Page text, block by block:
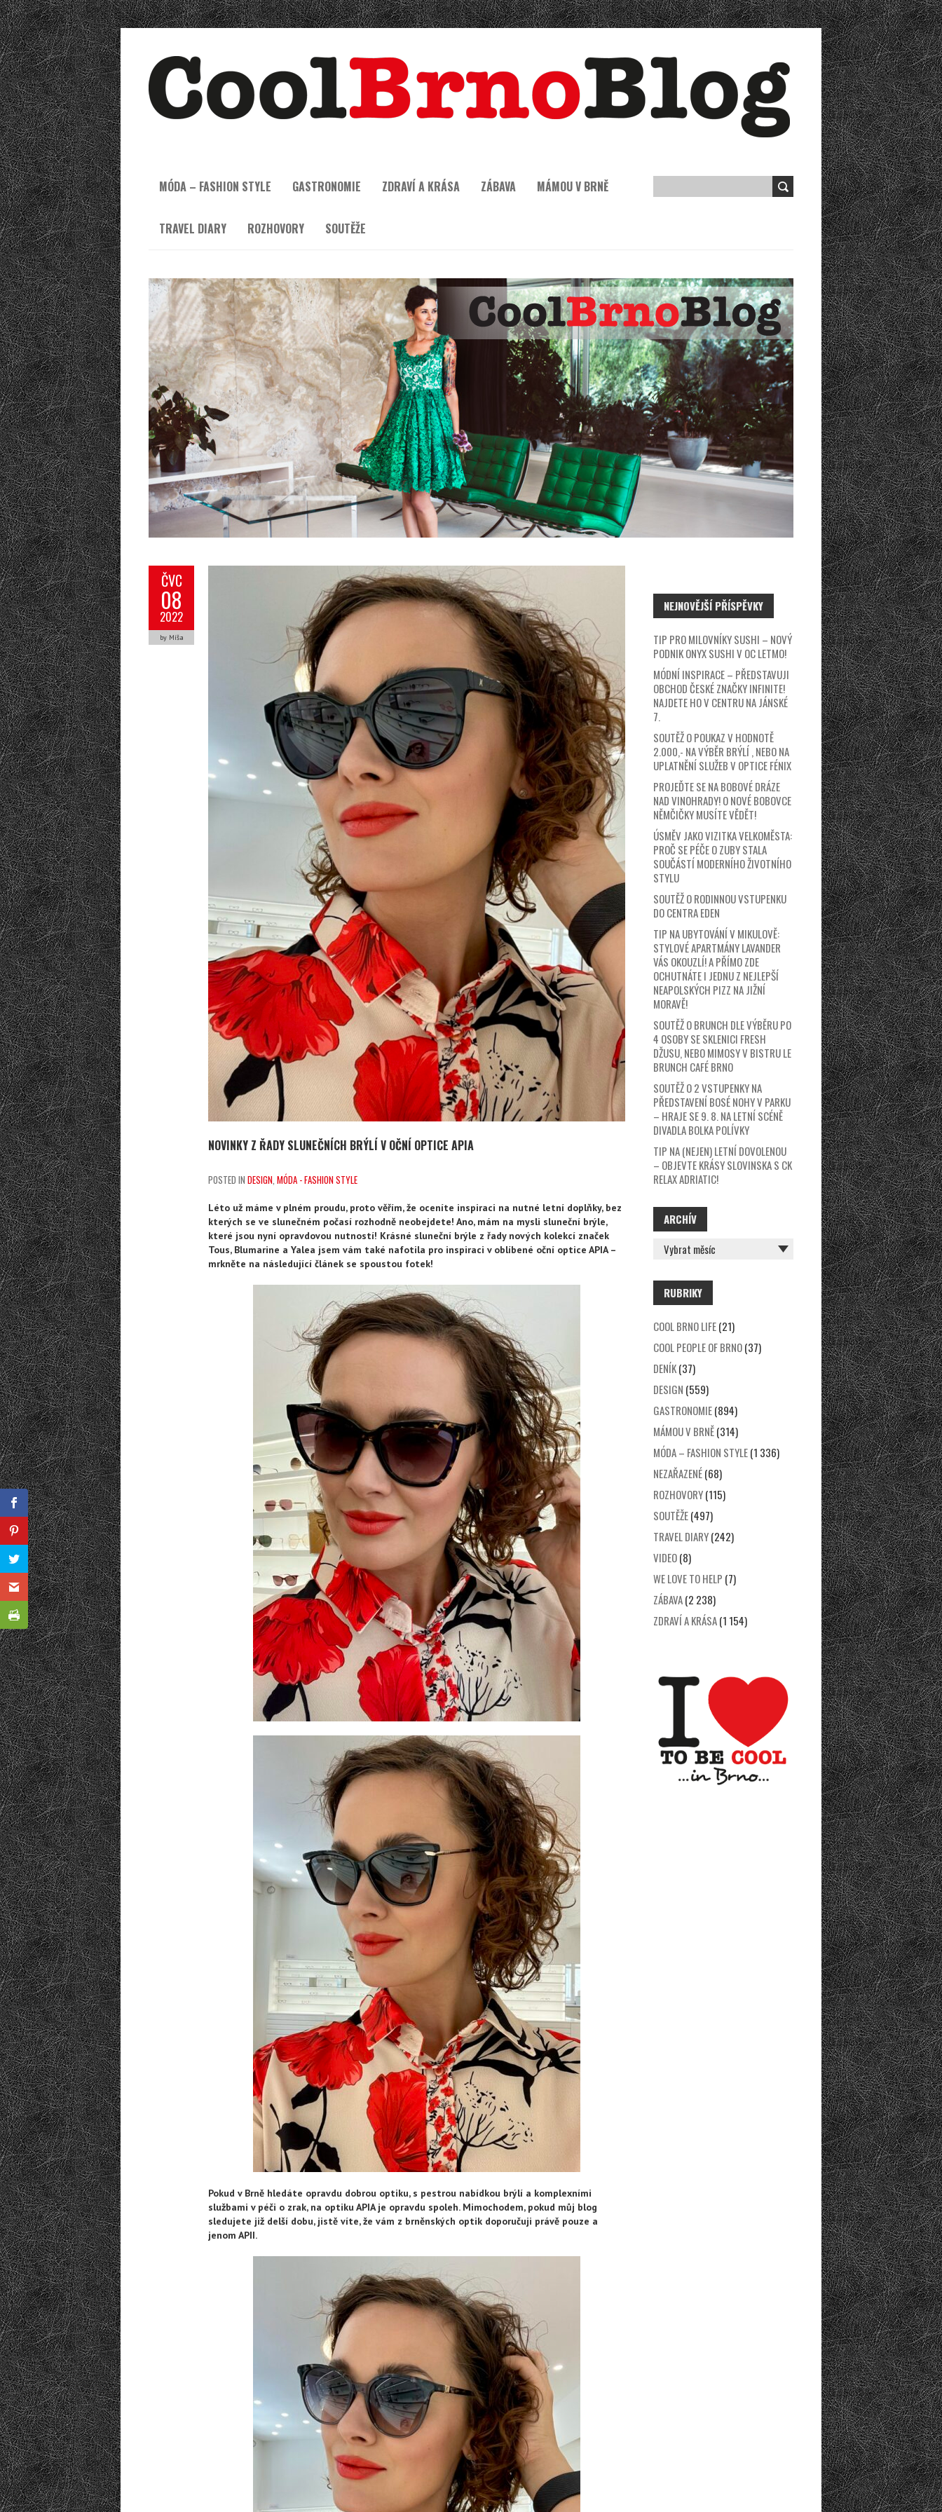
MÓDA – FASHION STYLE GASTRONOMIE ZDRAVÍ A KRÁSA ZÁBAVA MÁMOU V BRNĚ
TRAVEL DIARY ROZHOVORY SOUTĚŽE
ČVC
08
2022
by Míša
NOVINKY Z ŘADY SLUNEČNÍCH BRÝLÍ V OČNÍ OPTICE APIA
POSTED IN DESIGN, MÓDA - FASHION STYLE
Léto už máme v plném proudu, proto věřím, že oceníte inspiraci na nutné letní doplňky, bez
kterých se ve slunečném počasí rozhodně neobejdete! Ano, mám na mysli sluneční brýle,
které jsou nyní opravdovou nutností! Krásné sluneční brýle z řady nových kolekcí značek
Tous, Blumarine a Yalea jsem vám také nafotila pro inspiraci v oblíbené oční optice APIA –
mrkněte na následující článek se spoustou fotek!
Pokud v Brně hledáte opravdu dobrou optiku, s pestrou nabídkou brýlí a komplexními
službami v péči o zrak, na optiku APIA je opravdu spoleh. Mimochodem, pokud můj blog
sledujete již delší dobu, jistě víte, že vám z brněnských optik doporučuji právě pouze a
jenom APII.
NEJNOVĚJŠÍ PŘÍSPĚVKY
TIP PRO MILOVNÍKY SUSHI – NOVÝ
PODNIK ONYX SUSHI V OC LETMO!
MÓDNÍ INSPIRACE – PŘEDSTAVUJI
OBCHOD ČESKÉ ZNAČKY INFINITE!
NAJDETE HO V CENTRU NA JÁNSKÉ
7.
SOUTĚŽ O POUKAZ V HODNOTĚ
2.000,- NA VÝBĚR BRÝLÍ , NEBO NA
UPLATNĚNÍ SLUŽEB V OPTICE FÉNIX
PROJEĎTE SE NA BOBOVÉ DRÁZE
NAD VINOHRADY! O NOVÉ BOBOVCE
NĚMČIČKY MUSÍTE VĚDĚT!
ÚSMĚV JAKO VIZITKA VELKOMĚSTA:
PROČ SE PÉČE O ZUBY STALA
SOUČÁSTÍ MODERNÍHO ŽIVOTNÍHO
STYLU
SOUTĚŽ O RODINNOU VSTUPENKU
DO CENTRA EDEN
TIP NA UBYTOVÁNÍ V MIKULOVĚ:
STYLOVÉ APARTMÁNY LAVANDER
VÁS OKOUZLÍ! A PŘÍMO ZDE
OCHUTNÁTE I JEDNU Z NEJLEPŠÍ
NEAPOLSKÝCH PIZZ NA JIŽNÍ
MORAVĚ!
SOUTĚŽ O BRUNCH DLE VÝBĚRU PO
4 OSOBY SE SKLENICI FRESH
DŽUSU, NEBO MIMOSY V BISTRU LE
BRUNCH CAFÉ BRNO
SOUTĚŽ O 2 VSTUPENKY NA
PŘEDSTAVENÍ BOSÉ NOHY V PARKU
– HRAJE SE 9. 8. NA LETNÍ SCÉNĚ
DIVADLA BOLKA POLÍVKY
TIP NA (NEJEN) LETNÍ DOVOLENOU
– OBJEVTE KRÁSY SLOVINSKA S CK
RELAX ADRIATIC!
ARCHÍV
ARCHÍV
RUBRIKY
COOL BRNO LIFE(21)
COOL PEOPLE OF BRNO(37)
DENÍK(37)
DESIGN (559)
GASTRONOMIE(894)
MÁMOU V BRNĚ(314)
MÓDA – FASHION STYLE(1 336)
NEZAŘAZENÉ(68)
ROZHOVORY(115)
SOUTĚŽE(497)
TRAVEL DIARY(242)
VIDEO(8)
WE LOVE TO HELP (7)
ZÁBAVA(2 238)
ZDRAVÍ A KRÁSA(1 154)